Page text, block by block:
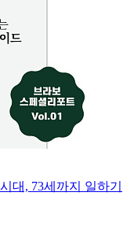
대, 73세까지 일하기